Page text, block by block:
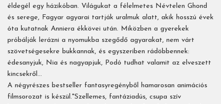
éldegél egy házikóban. Világukat a félelmetes Névtelen Ghond
és serege, Fagyar agyarai tartják uralmuk alatt, akik hosszú évek
óta kutatnak Anniera ékkövei után. Miközben a gyerekek
próbálják lerázni a nyomukba szegődő agyarakat, nem várt
szövetségesekre bukkannak, és egyszeriben rádöbbennek:
édesanyjuk, Nia és nagyapjuk, Podó tudhat valamit az elveszett
kincsekről…
A négyrészes bestseller fantasyregényből hamarosan animációs
filmsorozat is készül."Szellemes, fantáziadús, csupa szív